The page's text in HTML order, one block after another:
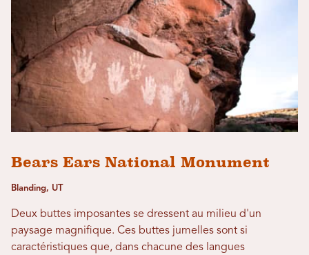
Bears Ears National Monument
Blanding, UT
Deux buttes imposantes se dressent au milieu d'un
paysage magnifique. Ces buttes jumelles sont si
caractéristiques que, dans chacune des langues